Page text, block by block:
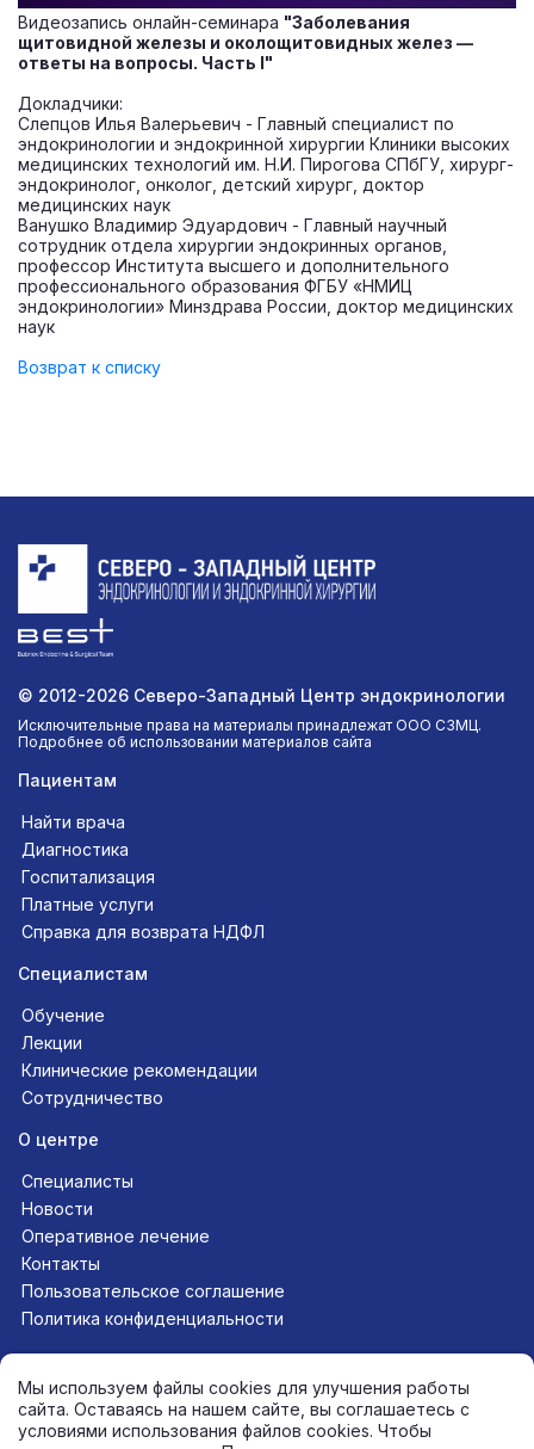
Видеозапись онлайн-семинара "Заболевания
щитовидной железы и околощитовидных желез —
ответы на вопросы. Часть I"
Докладчики:
Слепцов Илья Валерьевич - Главный специалист по
эндокринологии и эндокринной хирургии Клиники высоких
медицинских технологий им. Н.И. Пирогова СПбГУ, хирург-
эндокринолог, онколог, детский хирург, доктор
медицинских наук
Ванушко Владимир Эдуардович - Главный научный
сотрудник отдела хирургии эндокринных органов,
профессор Института высшего и дополнительного
профессионального образования ФГБУ «НМИЦ
эндокринологии» Минздрава России, доктор медицинских
наук
Возврат к списку
© 2012-2026 Северо-Западный Центр эндокринологии
Исключительные права на материалы принадлежат ООО СЗМЦ.
Подробнее об использовании материалов сайта
Пациентам
Найти врача
Диагностика
Госпитализация
Платные услуги
Справка для возврата НДФЛ
Специалистам
Обучение
Лекции
Клинические рекомендации
Сотрудничество
О центре
Специалисты
Новости
Оперативное лечение
Контакты
Пользовательское соглашение
Политика конфиденциальности
Следите за нами в соцсетях
Мы используем файлы cookies для улучшения работы
сайта. Оставаясь на нашем сайте, вы соглашаетесь с
условиями использования файлов cookies. Чтобы